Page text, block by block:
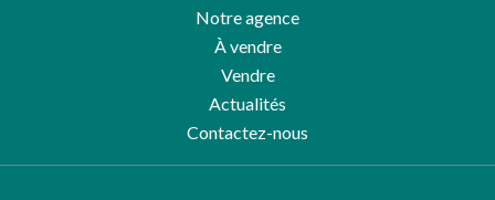
Notre agence
À vendre
Vendre
Actualités
Contactez-nous